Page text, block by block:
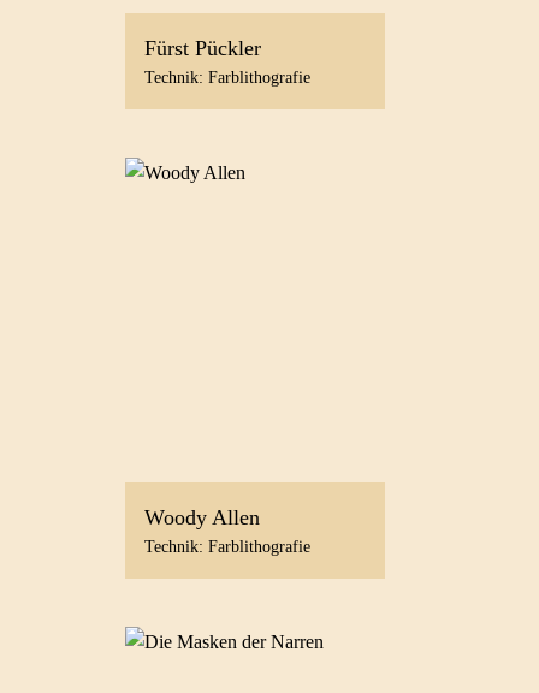
Fürst Pückler
Technik: Farblithografie
Woody Allen
Technik: Farblithografie